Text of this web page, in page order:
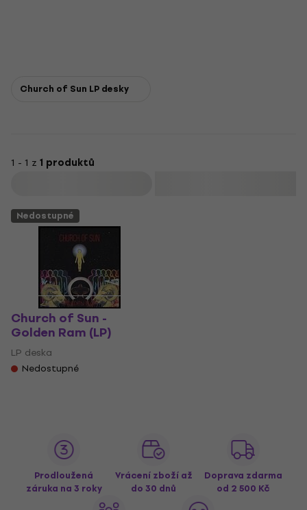
Church of Sun LP desky
1 - 1 z 1 produktů
Nedostupné
Church of Sun -
Golden Ram (LP)
LP deska
Nedostupné
Prodloužená
záruka na 3 roky
Vrácení zboží až
do 30 dnů
Doprava zdarma
od 2 500 Kč